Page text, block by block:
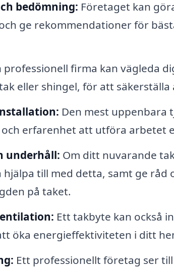
bedömning: Företaget kan
ge rekommendationer för
professionell firma kan vägleda
eller shingel, för att
Den mest uppenbara
erfarenhet att utföra arbetet
underhåll: Om ditt nuvarande
hjälpa till med detta, samt ge
på taket.
Ett takbyte kan också
öka energieffektiviteten i ditt
Ett professionellt företag ser